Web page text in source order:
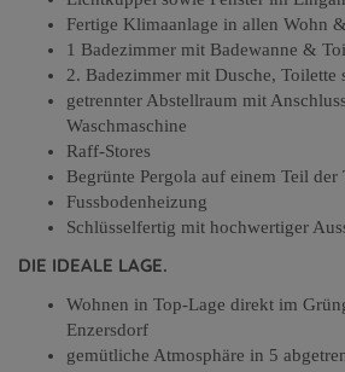
Fertige Klimaanlage in allen Wohn
1 Badezimmer mit Badewanne &
2. Badezimmer mit Dusche, Toilette
getrennter Abstellraum mit
Waschmaschine
Raff-Stores
Begrünte Pergola auf einem Teil der
Fussbodenheizung
Schlüsselfertig mit hochwertiger
DIE IDEALE LAGE.
Wohnen in Top-Lage direkt im
Enzersdorf
gemütliche Atmosphäre in 5